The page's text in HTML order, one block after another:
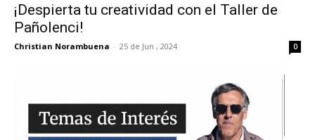
¡Despierta tu creatividad con el Taller de
Pañolenci!
Christian Norambuena - 25 de Jun , 2024 0